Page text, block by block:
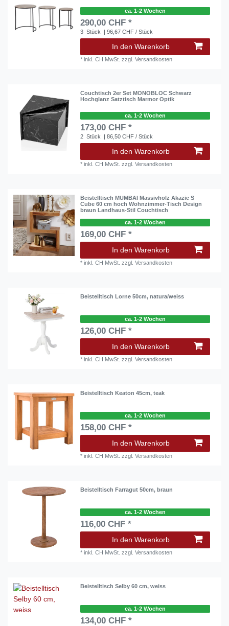
ca. 1-2 Wochen
290,00 CHF *
3 Stück | 96,67 CHF / Stück
In den Warenkorb
*inkl. CH MwSt. zzgl.Versandkosten
Couchtisch 2er Set MONOBLOC Schwarz
Hochglanz Satztisch Marmor Optik
ca. 1-2 Wochen
173,00 CHF *
2 Stück | 86,50 CHF / Stück
In den Warenkorb
*inkl. CH MwSt. zzgl.Versandkosten
Beistelltisch MUMBAI Massivholz Akazie S
Cube 60 cm hoch Wohnzimmer-Tisch Design
braun Landhaus-Stil Couchtisch
ca. 1-2 Wochen
169,00 CHF *
In den Warenkorb
*inkl. CH MwSt. zzgl.Versandkosten
Beistelltisch Lorne 50cm, natura/weiss
ca. 1-2 Wochen
126,00 CHF *
In den Warenkorb
*inkl. CH MwSt. zzgl.Versandkosten
Beistelltisch Keaton 45cm, teak
ca. 1-2 Wochen
158,00 CHF *
In den Warenkorb
*inkl. CH MwSt. zzgl.Versandkosten
Beistelltisch Farragut 50cm, braun
ca. 1-2 Wochen
116,00 CHF *
In den Warenkorb
*inkl. CH MwSt. zzgl.Versandkosten
Beistelltisch Selby 60 cm, weiss
ca. 1-2 Wochen
134,00 CHF *